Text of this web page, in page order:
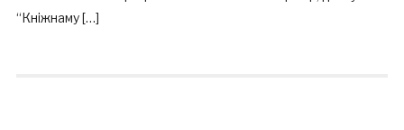
“Кніжнаму […]